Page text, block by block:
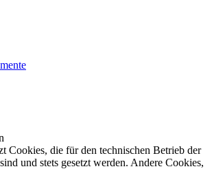
Cookies, die für den technischen Betrieb der
und stets gesetzt werden. Andere Cookies,